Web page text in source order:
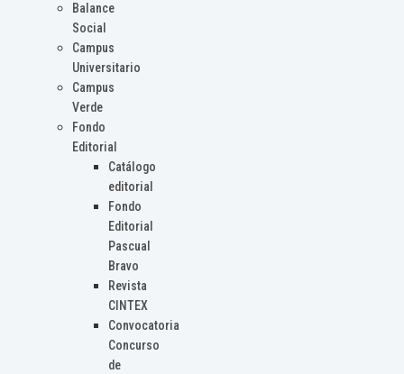
Balance
Social
Campus
Universitario
Campus
Verde
Fondo
Editorial
Catálogo
editorial
Fondo
Editorial
Pascual
Bravo
Revista
CINTEX
Convocatoria
Concurso
de